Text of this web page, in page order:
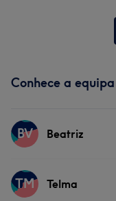
Conhece a equipa
BV Beatriz
Serviços
TM Telma